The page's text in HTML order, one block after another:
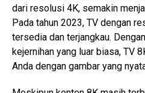
dari resolusi 4K, semakin
Pada tahun 2023, TV dengan
tersedia dan terjangkau.
kejernihan yang luar biasa, TV
Anda dengan gambar yang